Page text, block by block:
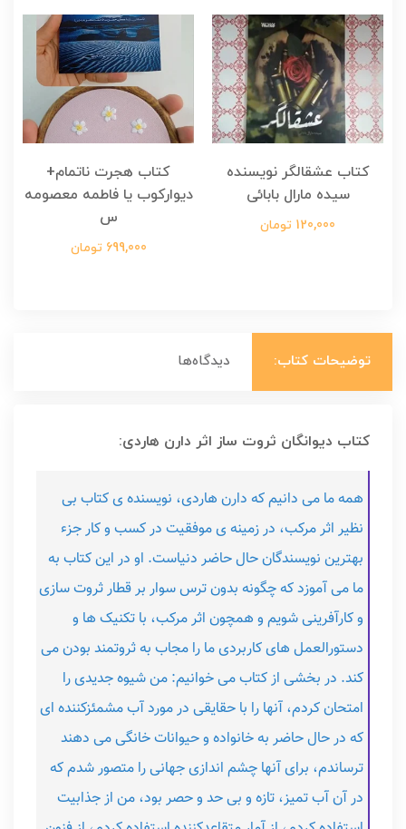
کتاب عشقالگر نویسنده
سیده مارال بابائی
120,000 تومان
کتاب هجرت ناتمام+
دیوارکوب یا فاطمه معصومه
س
699,000 تومان
توضیحات کتاب: دیدگاه‌ها
کتاب دیوانگان ثروت ساز اثر دارن هاردی:
همه ما می دانیم که دارن هاردی، نویسنده ی کتاب بی
نظیر اثر مرکب، در زمینه ی موفقیت در کسب و کار جزء
بهترین نویسندگان حال حاضر دنیاست. او در این کتاب به
ما می آموزد که چگونه بدون ترس سوار بر قطار ثروت سازی
و کارآفرینی شویم و همچون اثر مرکب، با تکنیک ها و
دستورالعمل های کاربردی ما را مجاب به ثروتمند بودن می
کند. در بخشی از کتاب می خوانیم: من شیوه جدیدی را
امتحان کردم، آنها را با حقایقی در مورد آب مشمئزکننده ای
که در حال حاضر به خانواده و حیوانات خانگی می دهند
ترساندم، برای آنها چشم اندازی جهانی را متصور شدم که
در آن آب تمیز، تازه و بی حد و حصر بود، من از جذابیت